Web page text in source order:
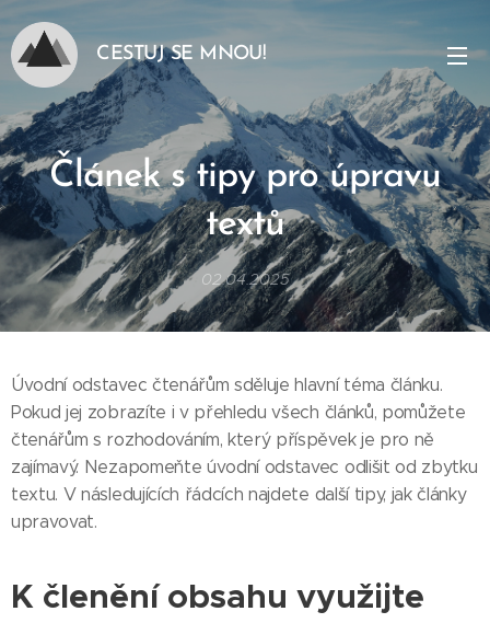
CESTUJ SE MNOU!
Článek s tipy pro úpravu
textů
02.04.2025
Úvodní odstavec čtenářům sděluje hlavní téma článku.
Pokud jej zobrazíte i v přehledu všech článků, pomůžete
čtenářům s rozhodováním, který příspěvek je pro ně
zajímavý. Nezapomeňte úvodní odstavec odlišit od zbytku
textu. V následujících řádcích najdete další tipy, jak články
upravovat.
K členění obsahu využijte